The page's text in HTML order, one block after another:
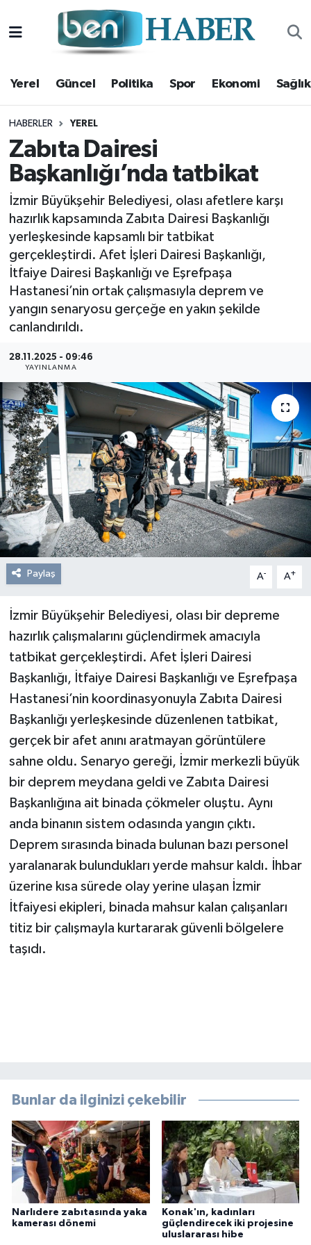
Yerel Güncel Politika Spor Ekonomi Sağlık
HABERLER YEREL
Zabıta Dairesi
Başkanlığı’nda tatbikat
İzmir Büyükşehir Belediyesi, olası afetlere karşı
hazırlık kapsamında Zabıta Dairesi Başkanlığı
yerleşkesinde kapsamlı bir tatbikat
gerçekleştirdi. Afet İşleri Dairesi Başkanlığı,
İtfaiye Dairesi Başkanlığı ve Eşrefpaşa
Hastanesi’nin ortak çalışmasıyla deprem ve
yangın senaryosu gerçeğe en yakın şekilde
canlandırıldı.
28.11.2025 - 09:46
YAYINLANMA
Paylaş A- A+
İzmir Büyükşehir Belediyesi, olası bir depreme
hazırlık çalışmalarını güçlendirmek amacıyla
tatbikat gerçekleştirdi. Afet İşleri Dairesi
Başkanlığı, İtfaiye Dairesi Başkanlığı ve Eşrefpaşa
Hastanesi’nin koordinasyonuyla Zabıta Dairesi
Başkanlığı yerleşkesinde düzenlenen tatbikat,
gerçek bir afet anını aratmayan görüntülere
sahne oldu. Senaryo gereği, İzmir merkezli büyük
bir deprem meydana geldi ve Zabıta Dairesi
Başkanlığına ait binada çökmeler oluştu. Aynı
anda binanın sistem odasında yangın çıktı.
Deprem sırasında binada bulunan bazı personel
yaralanarak bulundukları yerde mahsur kaldı. İhbar
üzerine kısa sürede olay yerine ulaşan İzmir
İtfaiyesi ekipleri, binada mahsur kalan çalışanları
titiz bir çalışmayla kurtararak güvenli bölgelere
taşıdı.
Bunlar da ilginizi çekebilir
Narlıdere zabıtasında yaka
kamerası dönemi
Konak'ın, kadınları
güçlendirecek iki projesine
uluslararası hibe
Yerel
Güncel
Politika
Spor
Ekonomi
Sağlık
Magazin
Röportajlar
Hava Durumu
Trafik Durumu
Süper Lig Puan Durumu ve Fikstür
Tüm Manşetler
Son Dakika Haberleri
Haber Arşivi